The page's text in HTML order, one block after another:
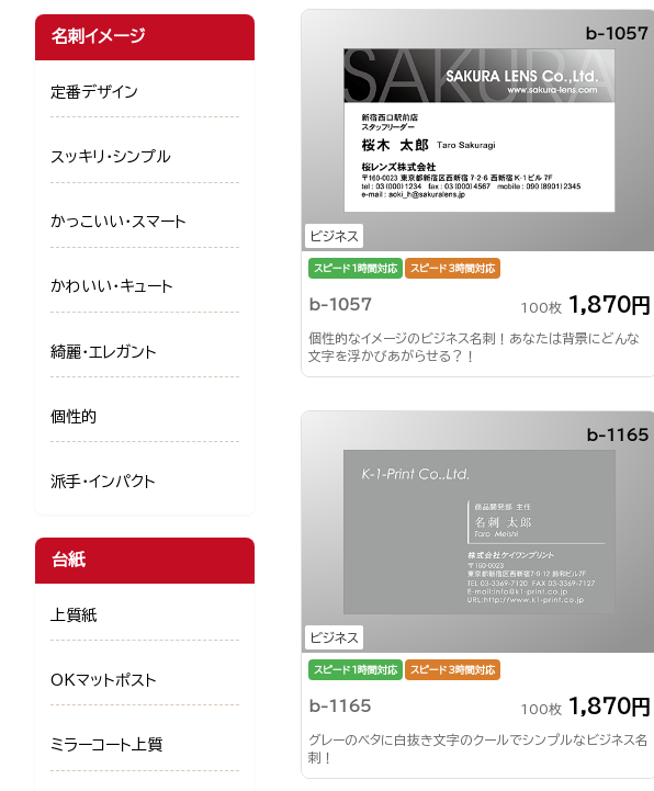
ビジネス
b-1057
スピード1時間対応 スピード3時間対応
b-1057 100枚 1,870円
個性的なイメージのビジネス名刺！あなたは背景にどんな
文字を浮かびあがらせる？！
ビジネス
b-1165
スピード1時間対応 スピード3時間対応
b-1165 100枚 1,870円
グレーのベタに白抜き文字のクールでシンプルなビジネス名
刺！
名刺イメージ
定番デザイン
スッキリ・シンプル
かっこいい・スマート
かわいい・キュート
綺麗・エレガント
個性的
派手・インパクト
台紙
上質紙
OKマットポスト
ミラーコート上質